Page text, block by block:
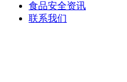
食品安全资讯
联系我们